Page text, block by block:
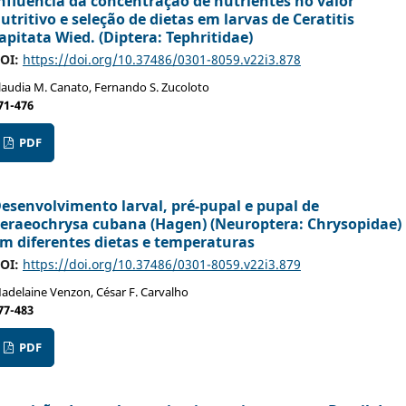
e seleção de dietas em larvas de Ceratitis
Wied. (Diptera: Tephritidae)
https://doi.org/10.37486/0301-8059.v22i3.878
M. Canato, Fernando S. Zucoloto
476
PDF
larval, pré-pupal e pupal de
cubana (Hagen) (Neuroptera: Chrysopidae)
diferentes dietas e temperaturas
https://doi.org/10.37486/0301-8059.v22i3.879
Venzon, César F. Carvalho
483
PDF